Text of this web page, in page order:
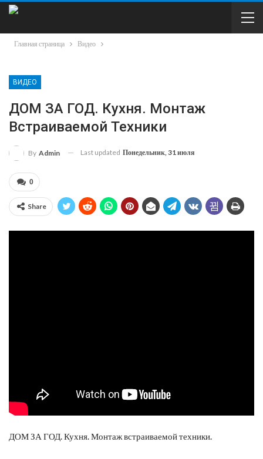
Главная страница Видео
ВИДЕО
ДОМ ЗА ГОД. Кухня. Монтаж
Встраиваемой Техники
By Admin Last updated Понедельник, 31 июля
0
Share
ДОМ ЗА ГОД. Кухня. Монтаж встраиваемой техники.